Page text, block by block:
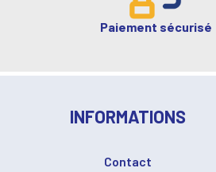
Paiement sécurisé
INFORMATIONS
Contact